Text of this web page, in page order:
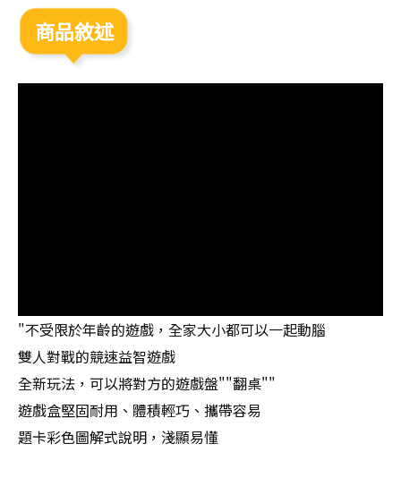
商品敘述
"不受限於年齡的遊戲，全家大小都可以一起動腦
雙人對戰的競速益智遊戲
全新玩法，可以將對方的遊戲盤""翻桌""
遊戲盒堅固耐用、體積輕巧、攜帶容易
題卡彩色圖解式說明，淺顯易懂